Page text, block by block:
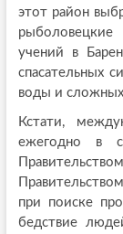
этот район
учений в
спасательных
воды и сложных
Кстати,
ежегодно в
при поиске
бедствие